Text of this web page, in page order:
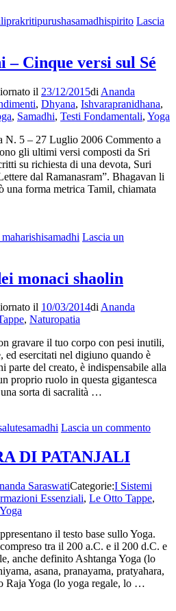
prakritipurushasamadhispirito Lascia
– Cinque versi sul Sé
il 23/12/2015di Ananda
, Dhyana, Ishvarapranidhana,
, Samadhi, Testi Fondamentali, Yoga
N. 5 – 27 Luglio 2006 Commento a
gli ultimi versi composti da Sri
su richiesta di una devota, Suri
dal Ramanasram”. Bhagavan li
una forma metrica Tamil, chiamata
samadhi Lascia un
monaci shaolin
il 10/03/2014diAnanda
, Naturopatia
gravare il tuo corpo con pesi inutili,
ed esercitati nel digiuno quando è
parte del creato, è indispensabile alla
proprio ruolo in questa gigantesca
sorta di sacralità …
samadhi Lascia un commentosu
DI PATANJALI
SaraswatiCategorie:I Sistemi
Essenziali, Le Otto Tappe,
Yoga
il testo base sullo Yoga.
tra il 200 a.C. e il 200 d.C. e
anche definito Ashtanga Yoga (lo
asana, pranayama, pratyahara,
Raja Yoga (lo yoga regale, lo …